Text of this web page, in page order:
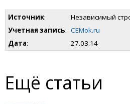
Источник:
Независимый
Учетная запись: CEMok.ru
Дата: 27.03.14
Ещё статьи